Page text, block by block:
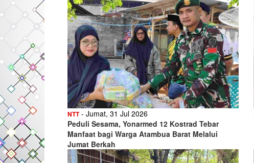
NTT- Jumat, 31 Jul 2026
Peduli Sesama, Yonarmed 12 Kostrad Tebar
Manfaat bagi Warga Atambua Barat Melalui
Jumat Berkah